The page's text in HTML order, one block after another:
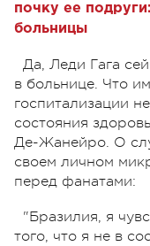
почку ее
больницы
Да, Леди Гага
в больнице. Что
госпитализации
состояния
Де-Жанейро. О
своем личном
перед фанатами:
"Бразилия, я
того, что я не в